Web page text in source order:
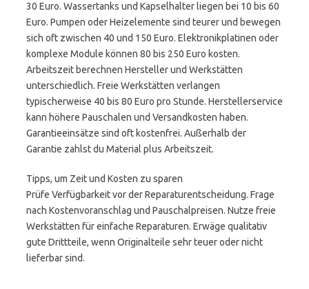
30 Euro. Wassertanks und Kapselhalter liegen bei 10 bis 60
Euro. Pumpen oder Heizelemente sind teurer und bewegen
sich oft zwischen 40 und 150 Euro. Elektronikplatinen oder
komplexe Module können 80 bis 250 Euro kosten.
Arbeitszeit berechnen Hersteller und Werkstätten
unterschiedlich. Freie Werkstätten verlangen
typischerweise 40 bis 80 Euro pro Stunde. Herstellerservice
kann höhere Pauschalen und Versandkosten haben.
Garantieeinsätze sind oft kostenfrei. Außerhalb der
Garantie zahlst du Material plus Arbeitszeit.
Tipps, um Zeit und Kosten zu sparen
Prüfe Verfügbarkeit vor der Reparaturentscheidung. Frage
nach Kostenvoranschlag und Pauschalpreisen. Nutze freie
Werkstätten für einfache Reparaturen. Erwäge qualitativ
gute Drittteile, wenn Originalteile sehr teuer oder nicht
lieferbar sind.